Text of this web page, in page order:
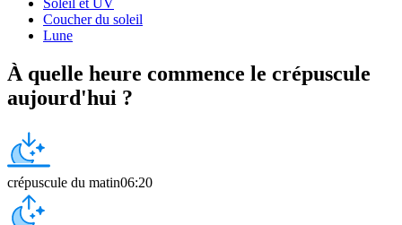
Coucher du soleil
Lune
À quelle heure commence le crépuscule
aujourd'hui ?
crépuscule du matin06:20